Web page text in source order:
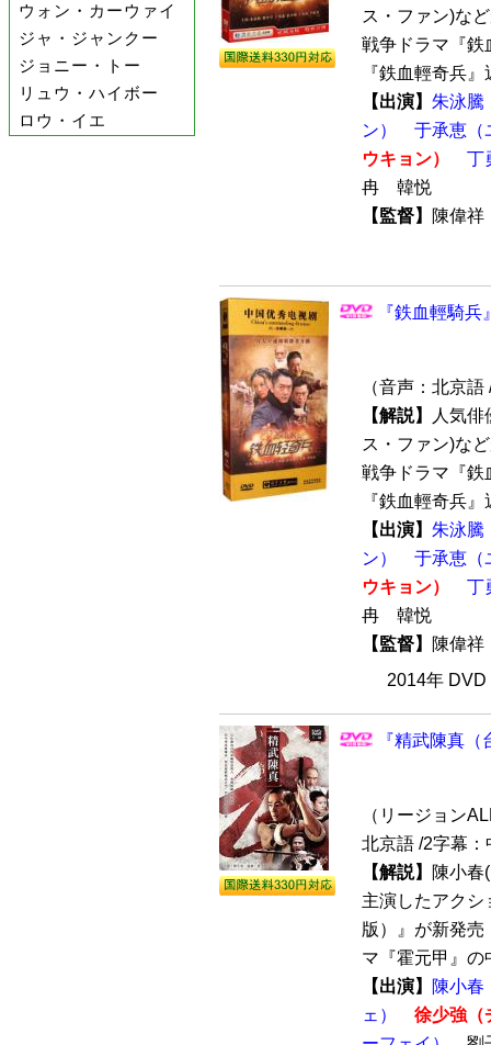
ウォン・カーウァイ
ジャ・ジャンクー
ジョニー・トー
リュウ・ハイボー
ロウ・イエ
ス・ファン)な
戦争ドラマ『鉄
『鉄血輕奇兵
【出演】 朱泳騰
ン）
于承恵（
ウキョン）
丁
冉 韓悦
【監督】
陳偉
『鉄血輕騎
（音声：北京
【解説】
人気
ス・ファン)な
戦争ドラマ『鉄
『鉄血輕奇兵
【出演】 朱泳騰
ン）
于承恵（
ウキョン）
丁
冉 韓悦
【監督】
陳偉
2014年
『精武陳真
（リージョン
北京語 /2字幕
【解説】
陳小春
主演したアクシ
版）』が新発売
マ『霍元甲』の
【出演】
陳小春
ェ）
徐少強（